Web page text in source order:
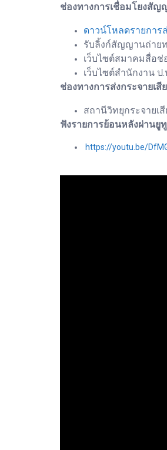
ช่องทางการเชื่อมโยงสัญ
ดาวน์โหลดรายการ
รับลิ้งก์สัญญานถ่ายท
เว็บไซต์สมาคมสื่อช่อ
เว็บไซต์สำนักงาน ป.
ช่องทางการส่งกระจายเ
สถานีวิทยุกระจายเ
ฟังรายการย้อนหลังผ่านยู
https://youtu.be/